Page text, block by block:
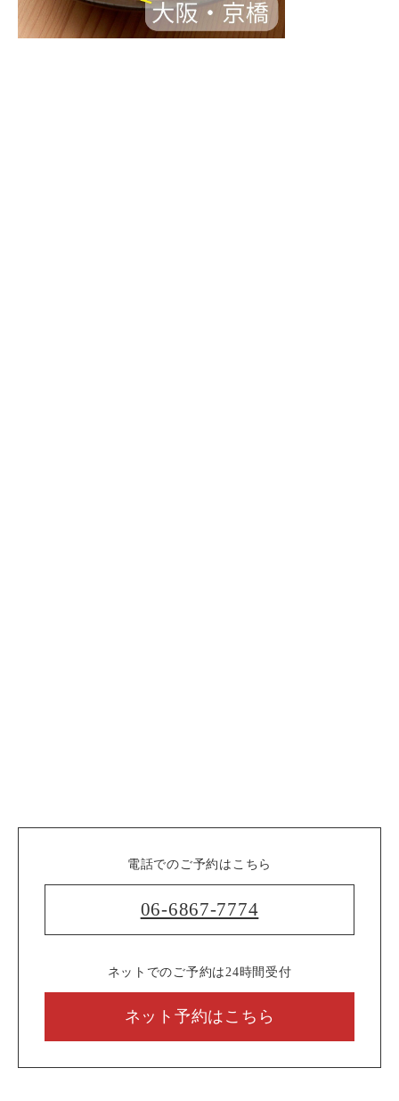
電話でのご予約はこちら
06-6867-7774
ネットでのご予約は24時間受付
ネット予約はこちら